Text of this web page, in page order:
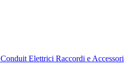
Conduit Elettrici Raccordi e Accessori